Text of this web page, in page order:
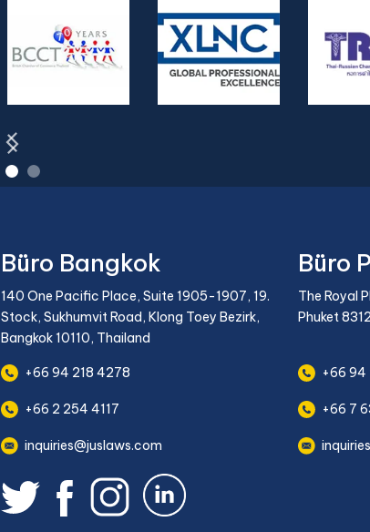
Büro Bangkok
140 One Pacific Place, Suite 1905-1907, 19.
Stock, Sukhumvit Road, Klong Toey Bezirk,
Bangkok 10110, Thailand
+66 94 218 4278
+66 2 254 4117
inquiries@juslaws.com
Büro
The Royal
Phuket
+66 94
+66 7